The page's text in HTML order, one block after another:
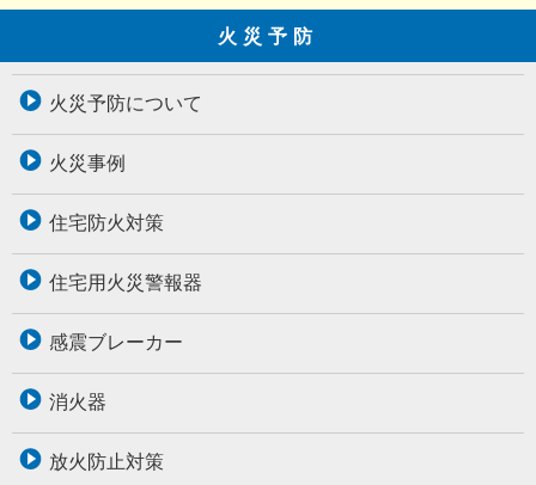
火災予防
火災予防について
火災事例
住宅防火対策
住宅用火災警報器
感震ブレーカー
消火器
放火防止対策